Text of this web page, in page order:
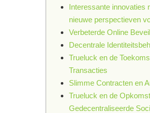
Interessante innovaties
nieuwe perspectieven
Verbeterde Online
Decentrale
Trueluck en de
Transacties
Slimme Contracten en
Trueluck en de
Gedecentraliseerde